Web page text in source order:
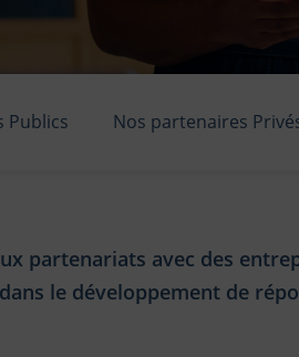
Publics Nos partenaires
partenariats avec des
le développement de